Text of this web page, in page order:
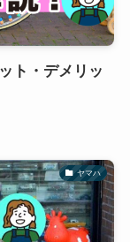
ト・デメリッ
ヤマハ